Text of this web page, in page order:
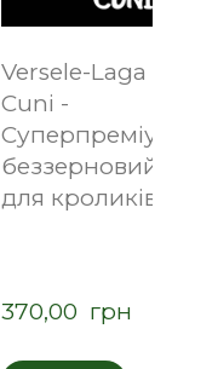
Versele-Laga
Cuni -
Суперпреміум
беззерновий
для кроликів 0.7
370,00  грн